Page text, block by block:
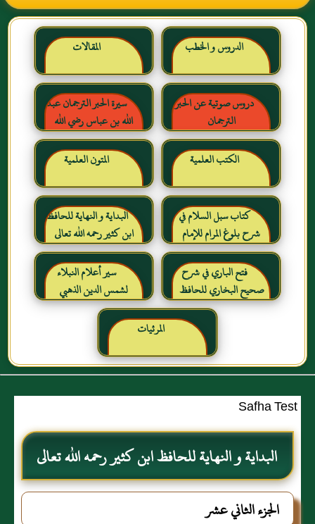
الدروس و الخطب المقالات
دروس صوتية عن الحبر
الترجمان
سيرة الحبر الترجمان عبد
الله بن عباس رضي الله
عنهما
الكتب العلمية
المتون العلمية
كتاب سبل السلام في
شرح بلوغ المرام للإمام
الصنعاني رحمه الله
البداية و النهاية للحافظ
ابن كثير رحمه الله تعالى
فتح الباري في شرح
صحيح البخاري للحافظ
ابن حجر العسقلاني
سير أعلام النبلاء
لشمس الدين الذهبي
المرئيات
Safha Test
البداية و النهاية للحافظ ابن كثير رحمه الله تعالى
الجزء الثاني عشر